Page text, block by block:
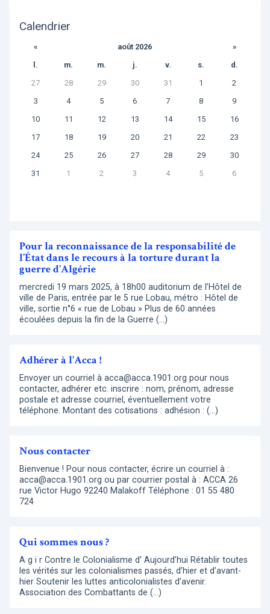
Calendrier
« août 2026
»
l.
m. m. j. v. s.
d.
27
28 29 30 31 1
2
3
4 5 6 7 8
9
10
11 12 13 14 15
16
17
18 19 20 21 22
23
24
25 26 27 28 29
30
31
1 2 3 4 5 6
Pour la reconnaissance de la responsabilité de
l’État dans le recours à la torture durant la
guerre d’Algérie
mercredi 19 mars 2025, à 18h00 auditorium de l’Hôtel de
ville de Paris, entrée par le 5 rue Lobau, métro : Hôtel de
ville, sortie n°6 « rue de Lobau » Plus de 60 années
écoulées depuis la fin de la Guerre (…)
Adhérer à l’Acca !
Envoyer un courriel à acca@acca.1901.org pour nous
contacter, adhérer etc. inscrire : nom, prénom, adresse
postale et adresse courriel, éventuellement votre
téléphone. Montant des cotisations : adhésion : (…)
Nous contacter
Bienvenue ! Pour nous contacter, écrire un courriel à :
acca@acca.1901.org ou par courrier postal à : ACCA 26
rue Victor Hugo 92240 Malakoff Téléphone : 01 55 480
724
Qui sommes nous ?
A g i r Contre le Colonialisme d’ Aujourd’hui Rétablir toutes
les vérités sur les colonialismes passés, d’hier et d’avant-
hier Soutenir les luttes anticolonialistes d’avenir.
Association des Combattants de (…)